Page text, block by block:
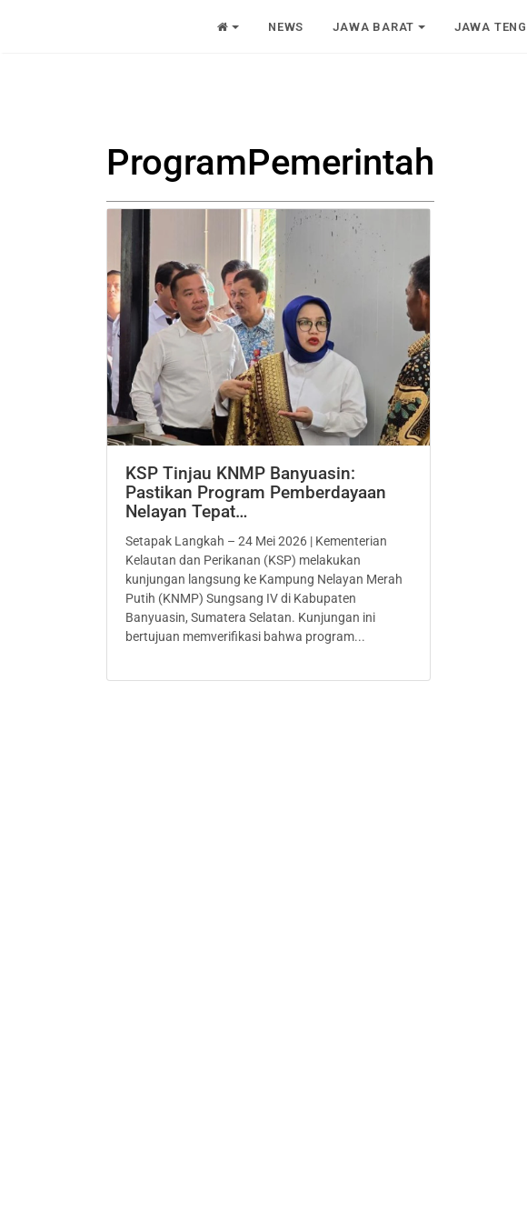
NEWS JAWA BARAT JAWA
ProgramPemerintah
KSP Tinjau KNMP Banyuasin:
Pastikan Program Pemberdayaan
Nelayan Tepat…
Setapak Langkah – 24 Mei 2026 | Kementerian
Kelautan dan Perikanan (KSP) melakukan
kunjungan langsung ke Kampung Nelayan Merah
Putih (KNMP) Sungsang IV di Kabupaten
Banyuasin, Sumatera Selatan. Kunjungan ini
bertujuan memverifikasi bahwa program...